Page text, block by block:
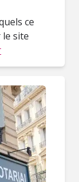
ce
site